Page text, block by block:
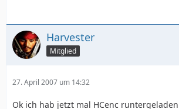
Harvester
Mitglied
27. April 2007 um 14:32
Ok ich hab jetzt mal HCenc